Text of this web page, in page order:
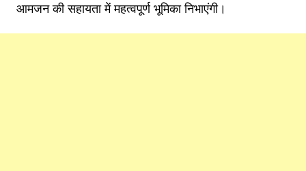
आमजन की सहायता में महत्वपूर्ण भूमिका निभाएंगी।